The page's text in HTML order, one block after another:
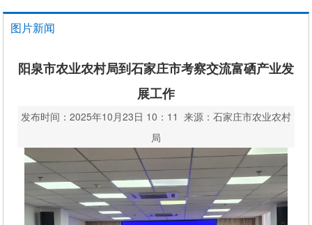
图片新闻
阳泉市农业农村局到石家庄市考察交流富硒产业发
展工作
发布时间：2025年10月23日 10：11 来源：石家庄市农业农村
局